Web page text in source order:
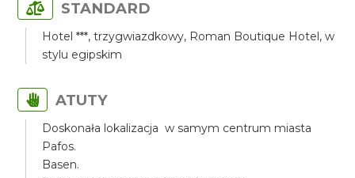
STANDARD
Hotel ***, trzygwiazdkowy, Roman Boutique Hotel, w
stylu egipskim
ATUTY
Doskonała lokalizacja w samym centrum miasta
Pafos.
Basen.